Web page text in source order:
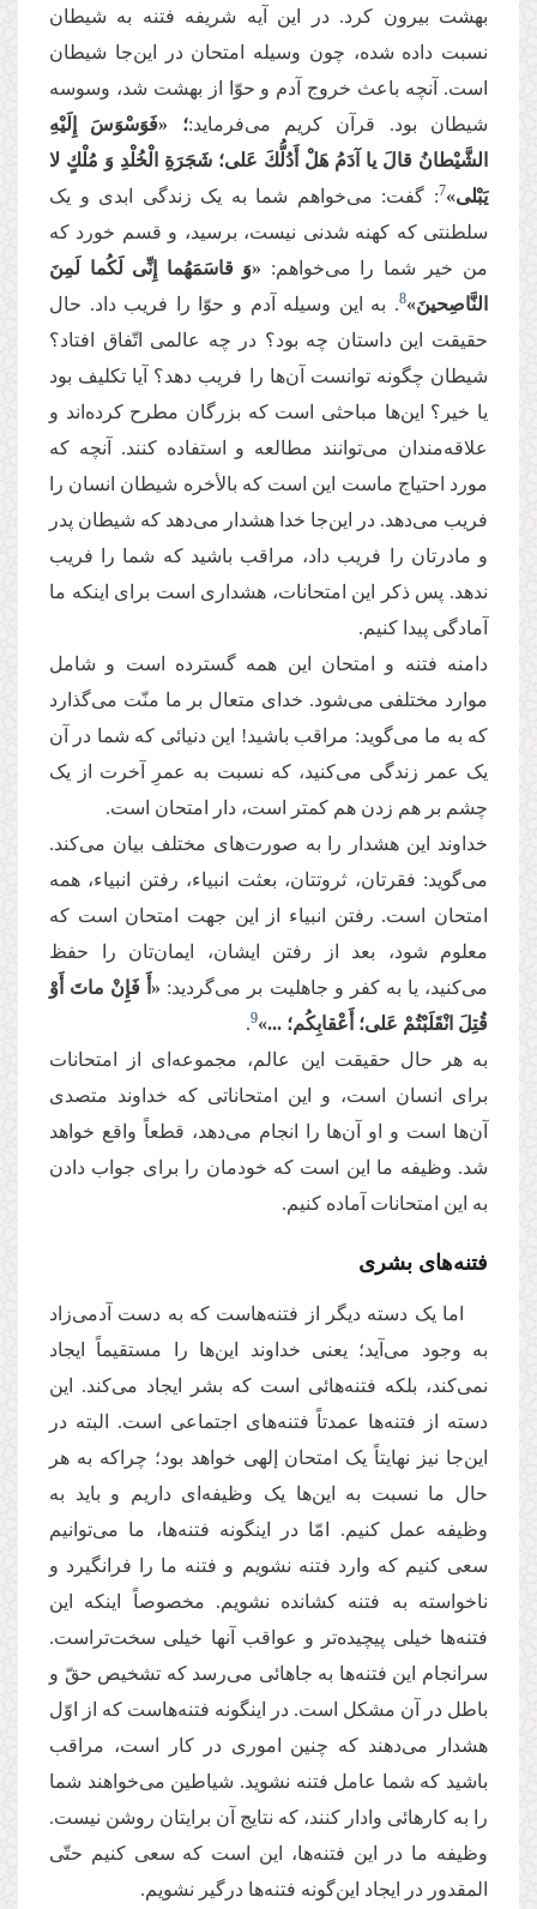
بهشت بیرون کرد. در این آیه شریفه فتنه به شیطان
نسبت داده شده، چون وسیله امتحان در این‌جا شیطان
است. آنچه باعث خروج آدم و حوّا از بهشت شد، وسوسه
شیطان بود. قرآن کریم می‌فرماید:؛ «فَوَسْوَسَ إِلَیْهِ
الشَّیْطانُ قالَ یا آدَمُ هَلْ أَدُلُّكَ عَلى‏؛ شَجَرَةِ الْخُلْدِ وَ مُلْكٍ لا
یَبْلى‏»7: گفت: می‌خواهم شما به یک زندگی ابدی و یک
سلطنتی که کهنه شدنی نیست، برسید، و قسم خورد که
من خیر شما را می‌خواهم: «وَ قاسَمَهُما إِنِّی لَكُما لَمِنَ
النَّاصِحینَ»8. به این وسیله آدم و حوّا را فریب داد. حال
حقیقت این داستان چه بود؟ در چه عالمی اتّفاق افتاد؟
شیطان چگونه توانست آن‌ها را فریب دهد؟ آیا تکلیف بود
یا خیر؟ این‌ها مباحثی است که بزرگان مطرح کرده‌اند و
علاقه‌مندان می‌توانند مطالعه و استفاده کنند. آنچه که
مورد احتیاج ماست این است که بالأخره شیطان انسان را
فریب می‌دهد. در این‌جا خدا هشدار می‌دهد که شیطان پدر
و مادرتان را فریب داد، مراقب باشید که شما را فریب
ندهد. پس ذکر این امتحانات، هشداری است برای اینکه ما
آمادگی پیدا کنیم.
دامنه فتنه و امتحان این همه گسترده است و شامل
موارد مختلفی می‌شود. خدای متعال بر ما منّت می‌گذارد
که به ما می‌گوید: مراقب باشید! این دنیائی که شما در آن
یک عمر زندگی می‌کنید، که نسبت به عمرِ آخرت از یک
چشم بر هم زدن هم کمتر است، دار امتحان است.
خداوند این هشدار را به صورت‌های مختلف بیان می‌کند.
می‌گوید: فقرتان، ثروتتان، بعثت انبیاء، رفتن انبیاء، همه
امتحان است. رفتن انبیاء از این جهت امتحان است که
معلوم شود، بعد از رفتن ایشان، ایمان‌تان را حفظ
می‌کنید، یا به کفر و جاهلیت بر می‌گردید: «أَ فَإِنْ ماتَ أَوْ
قُتِلَ انْقَلَبْتُمْ عَلى‏؛ أَعْقابِكُم‏؛ ...»9
.
به هر حال حقیقت این عالم، مجموعه‌ای از امتحانات
برای انسان است، و این امتحاناتی که خداوند متصدی
آن‌ها است و او آن‌ها را انجام می‌دهد، قطعاً واقع خواهد
شد. وظیفه ما این است که خودمان را برای جواب دادن
به این امتحانات آماده کنیم.
فتنه‌های بشری
اما یک دسته دیگر از فتنه‌هاست که به دست آدمی‌زاد
به وجود می‌آید؛ یعنی خداوند این‌ها را مستقیماً ایجاد
نمی‌کند، بلکه فتنه‌هائی است که بشر ایجاد می‌کند. این
دسته از فتنه‌ها عمدتاً فتنه‌های اجتماعی است. البته در
این‌جا نیز نهایتاً یک امتحان إلهی خواهد بود؛ چراکه به هر
حال ما نسبت به این‌ها یک وظیفه‌ای داریم و باید به
وظیفه عمل کنیم. امّا در اینگونه فتنه‌ها، ما می‌توانیم
سعی کنیم که وارد فتنه نشویم و فتنه ما را فرانگیرد و
ناخواسته به فتنه کشانده نشویم. مخصوصاً اینکه این
فتنه‌ها خیلی پیچیده‌تر و عواقب آنها خیلی سخت‌تراست.
سرانجام این فتنه‌ها به جاهائی می‌رسد که تشخیص حقّ و
باطل در آن مشکل است. در اینگونه فتنه‌هاست که از اوّل
هشدار می‌دهند که چنین اموری در کار است، مراقب
باشید که شما عامل فتنه نشوید. شیاطین می‌خواهند شما
را به کارهائی وادار کنند، که نتایج آن برایتان روشن نیست.
وظیفه ما در این فتنه‌ها، این است که سعی کنیم حتّی
المقدور در ایجاد این‌گونه فتنه‌ها درگیر نشویم.